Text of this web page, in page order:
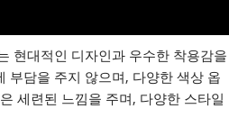
현대적인 디자인과 우수한 착용감을
부담을 주지 않으며, 다양한 색상 옵
세련된 느낌을 주며, 다양한 스타일